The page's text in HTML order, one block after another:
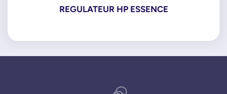
REGULATEUR HP ESSENCE